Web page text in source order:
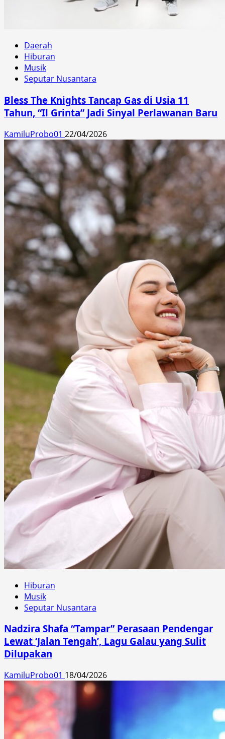
Daerah
Hiburan
Musik
Seputar Nusantara
Bless The Knights Tancap Gas di Usia 11
Tahun, “Il Grinta” Jadi Sinyal Perlawanan Baru
KamiluProbo01 22/04/2026
Hiburan
Musik
Seputar Nusantara
Nadzira Shafa “Tampar” Perasaan Pendengar
Lewat ‘Jalan Tengah’, Lagu Galau yang Sulit
Dilupakan
KamiluProbo01 18/04/2026